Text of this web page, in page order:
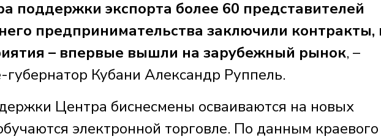
поддержки экспорта более 60 представителей
предпринимательства заключили контракты,
– впервые вышли на зарубежный рынок, –
губернатор Кубани Александр Руппель.
Центра биснесмены осваиваются на новых
электронной торговле. По данным краевого